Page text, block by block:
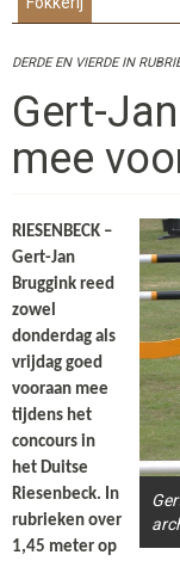
DERDE EN VIERDE IN
Gert-
mee
RIESENBECK –
Gert-Jan
Bruggink reed
zowel
donderdag als
vrijdag goed
vooraan mee
tijdens het
concours in
het Duitse
Riesenbeck. In
rubrieken over
1,45 meter op